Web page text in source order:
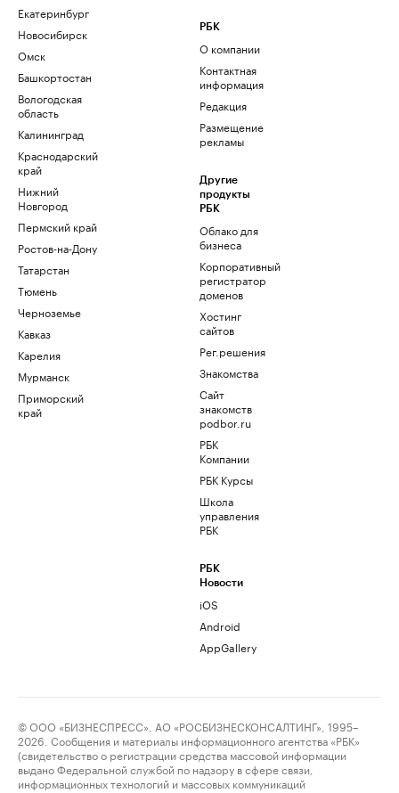
Екатеринбург
Новосибирск
Омск
Башкортостан
Вологодская
область
Калининград
Краснодарский
край
Нижний
Новгород
Пермский край
Ростов-на-Дону
Татарстан
Тюмень
Черноземье
Кавказ
Карелия
Мурманск
Приморский
край
РБК
О компании
Контактная
информация
Редакция
Размещение
рекламы
Другие
продукты
РБК
Облако для
бизнеса
Корпоративный
регистратор
доменов
Хостинг
сайтов
Рег.решения
Знакомства
Сайт
знакомств
podbor.ru
РБК
Компании
РБК Курсы
Школа
управления
РБК
РБК
Новости
iOS
Android
AppGallery
© ООО «БИЗНЕСПРЕСС», АО «РОСБИЗНЕСКОНСАЛТИНГ», 1995–
2026. Сообщения и материалы информационного агентства «РБК»
(свидетельство о регистрации средства массовой информации
выдано Федеральной службой по надзору в сфере связи,
информационных технологий и массовых коммуникаций